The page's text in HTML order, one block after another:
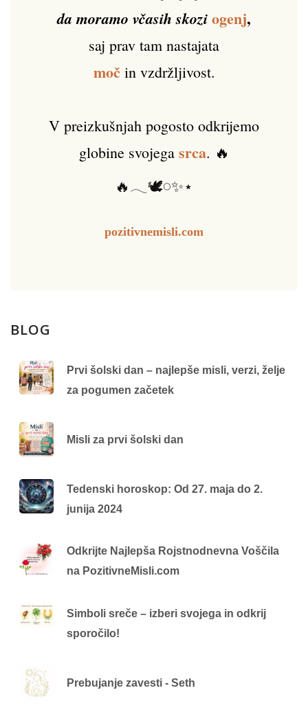
da moramo včasih skoziogenj,
saj prav tam nastajata
močin vzdržljivost.
V preizkušnjah pogosto odkrijemo
globine svojega srca. 🔥
🔥𓂃🕊️𓏸✨⋆
pozitivnemisli.com
BLOG
Prvi šolski dan – najlepše misli, verzi, želje
za pogumen začetek
Misli za prvi šolski dan
Tedenski horoskop: Od 27. maja do 2.
junija 2024
Odkrijte Najlepša Rojstnodnevna Voščila
na PozitivneMisli.com
Simboli sreče – izberi svojega in odkrij
sporočilo!
Prebujanje zavesti - Seth